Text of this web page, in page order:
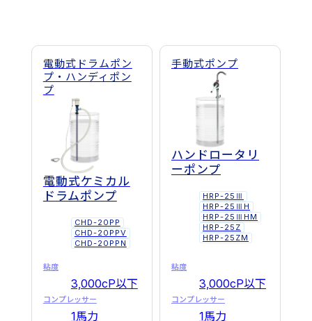
け
に
電動式ドラムポン
プ・ハンディポン
プ
電動式ケミカル
ドラムポンプ
CHD-20PP
CHD-20PPV
CHD-20PPN
粘度
3,000cP以下
コンプレッサー
1馬力
手動式ポンプ
ハンドロータリ
ーポンプ
HRP-25Ⅲ
HRP-25ⅢH
HRP-25ⅢHM
HRP-25Z
HRP-25ZM
粘度
3,000cP以下
コンプレッサー
1馬力